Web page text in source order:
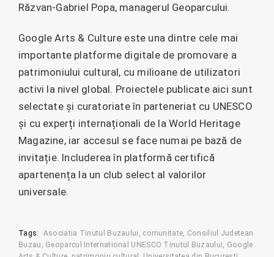
Răzvan-Gabriel Popa, managerul Geoparcului.
Google Arts & Culture este una dintre cele mai
importante platforme digitale de promovare a
patrimoniului cultural, cu milioane de utilizatori
activi la nivel global. Proiectele publicate aici sunt
selectate și curatoriate în parteneriat cu UNESCO
și cu experți internaționali de la World Heritage
Magazine, iar accesul se face numai pe bază de
invitație. Includerea în platformă certifică
apartenența la un club select al valorilor
universale.
Tags: Asociatia Tinutul Buzaului comunitate Consiliul Judetean
Buzau
Geoparcul International UNESCO Tinutul Buzaului
Google